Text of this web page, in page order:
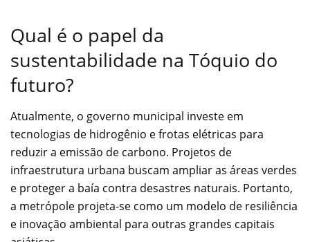
Qual é o papel da
sustentabilidade na Tóquio do
futuro?
Atualmente, o governo municipal investe em
tecnologias de hidrogênio e frotas elétricas para
reduzir a emissão de carbono. Projetos de
infraestrutura urbana buscam ampliar as áreas verdes
e proteger a baía contra desastres naturais. Portanto,
a metrópole projeta-se como um modelo de resiliência
e inovação ambiental para outras grandes capitais